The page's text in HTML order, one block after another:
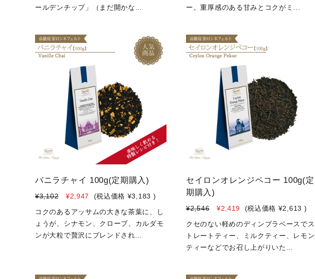
ールデンチップ」（まだ開かな...
ー。重厚感のある甘みとコクがミ...
バニラチャイ 100g(定期購入)
¥3,102 ¥2,947 (税込価格 ¥3,183 )
コクのあるアッサムの大きな茶葉に、し
ょうが、シナモン、クローブ、カルダモ
ンが大粒で贅沢にブレンドされ...
セイロンオレンジペコー 100g(定
期購入)
¥2,546 ¥2,419 (税込価格 ¥2,613 )
クセのない軽めのディンブラベースでス
トレートティー、ミルクティー、レモン
ティーなどでお召し上がりいた...